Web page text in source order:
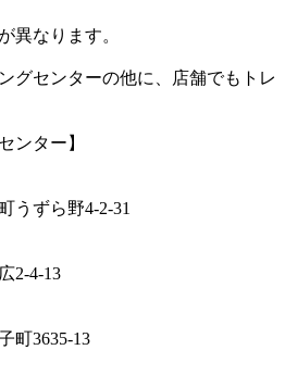
異なります。
グセンターの他に、店舗でもトレ
ンター】
うずら野4-2-31
2-4-13
町3635-13